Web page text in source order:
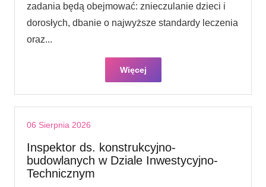
zadania będą obejmować: znieczulanie dzieci i
dorosłych, dbanie o najwyższe standardy leczenia
oraz...
Więcej
06 Sierpnia 2026
Inspektor ds. konstrukcyjno-
budowlanych w Dziale Inwestycyjno-
Technicznym